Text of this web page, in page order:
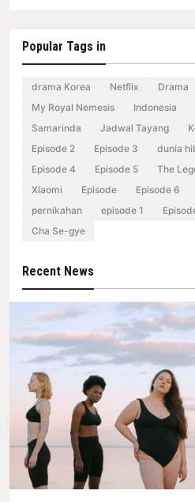
Popular Tags in
drama Korea Netflix Drama
My Royal Nemesis
Indonesia
Samarinda
Jadwal Tayang
Episode 2
Episode 3 dunia
Episode 4
Episode 5
The
Xiaomi
Episode Episode 6
pernikahan
episode 1
Cha Se-gye
Recent News